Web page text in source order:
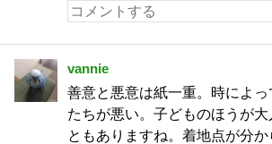
vannie
善意と悪意は紙一重。時によ
たちが悪い。子どものほうが大
ともありますね。着地点が分